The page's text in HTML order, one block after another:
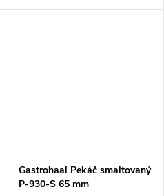
Gastrohaal Pekáč smaltovaný
P-930-S 65 mm